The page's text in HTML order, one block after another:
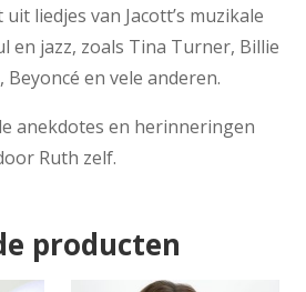
liedjes van Jacott’s muzikale
en jazz, zoals Tina Turner, Billie
Beyoncé en vele anderen.
anekdotes en herinneringen
Ruth zelf.
producten